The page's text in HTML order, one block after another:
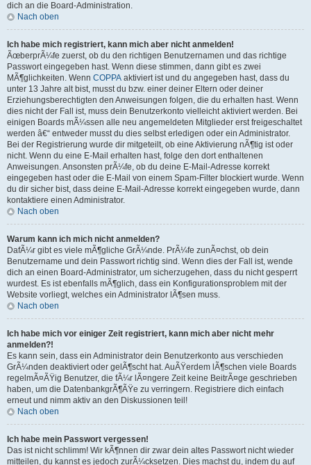
dich an die Board-Administration.
Nach oben
Ich habe mich registriert, kann mich aber nicht anmelden!
ÃœberprÃ¼fe zuerst, ob du den richtigen Benutzernamen und das richtige
Passwort eingegeben hast. Wenn diese stimmen, dann gibt es zwei
MÃ¶glichkeiten. Wenn COPPA aktiviert ist und du angegeben hast, dass du
unter 13 Jahre alt bist, musst du bzw. einer deiner Eltern oder deiner
Erziehungsberechtigten den Anweisungen folgen, die du erhalten hast. Wenn
dies nicht der Fall ist, muss dein Benutzerkonto vielleicht aktiviert werden. Bei
einigen Boards mÃ¼ssen alle neu angemeldeten Mitglieder erst freigeschaltet
werden â€“ entweder musst du dies selbst erledigen oder ein Administrator.
Bei der Registrierung wurde dir mitgeteilt, ob eine Aktivierung nÃ¶tig ist oder
nicht. Wenn du eine E-Mail erhalten hast, folge den dort enthaltenen
Anweisungen. Ansonsten prÃ¼fe, ob du deine E-Mail-Adresse korrekt
eingegeben hast oder die E-Mail von einem Spam-Filter blockiert wurde. Wenn
du dir sicher bist, dass deine E-Mail-Adresse korrekt eingegeben wurde, dann
kontaktiere einen Administrator.
Nach oben
Warum kann ich mich nicht anmelden?
DafÃ¼r gibt es viele mÃ¶gliche GrÃ¼nde. PrÃ¼fe zunÃ¤chst, ob dein
Benutzername und dein Passwort richtig sind. Wenn dies der Fall ist, wende
dich an einen Board-Administrator, um sicherzugehen, dass du nicht gesperrt
wurdest. Es ist ebenfalls mÃ¶glich, dass ein Konfigurationsproblem mit der
Website vorliegt, welches ein Administrator lÃ¶sen muss.
Nach oben
Ich habe mich vor einiger Zeit registriert, kann mich aber nicht mehr
anmelden?!
Es kann sein, dass ein Administrator dein Benutzerkonto aus verschieden
GrÃ¼nden deaktiviert oder gelÃ¶scht hat. AuÃŸerdem lÃ¶schen viele Boards
regelmÃ¤ÃŸig Benutzer, die fÃ¼r lÃ¤ngere Zeit keine BeitrÃ¤ge geschrieben
haben, um die DatenbankgrÃ¶ÃŸe zu verringern. Registriere dich einfach
erneut und nimm aktiv an den Diskussionen teil!
Nach oben
Ich habe mein Passwort vergessen!
Das ist nicht schlimm! Wir kÃ¶nnen dir zwar dein altes Passwort nicht wieder
mitteilen, du kannst es jedoch zurÃ¼cksetzen. Dies machst du, indem du auf